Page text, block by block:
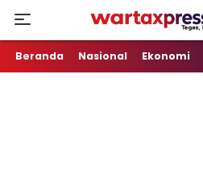
Tegas, Lugas
Beranda Nasional Ekonomi